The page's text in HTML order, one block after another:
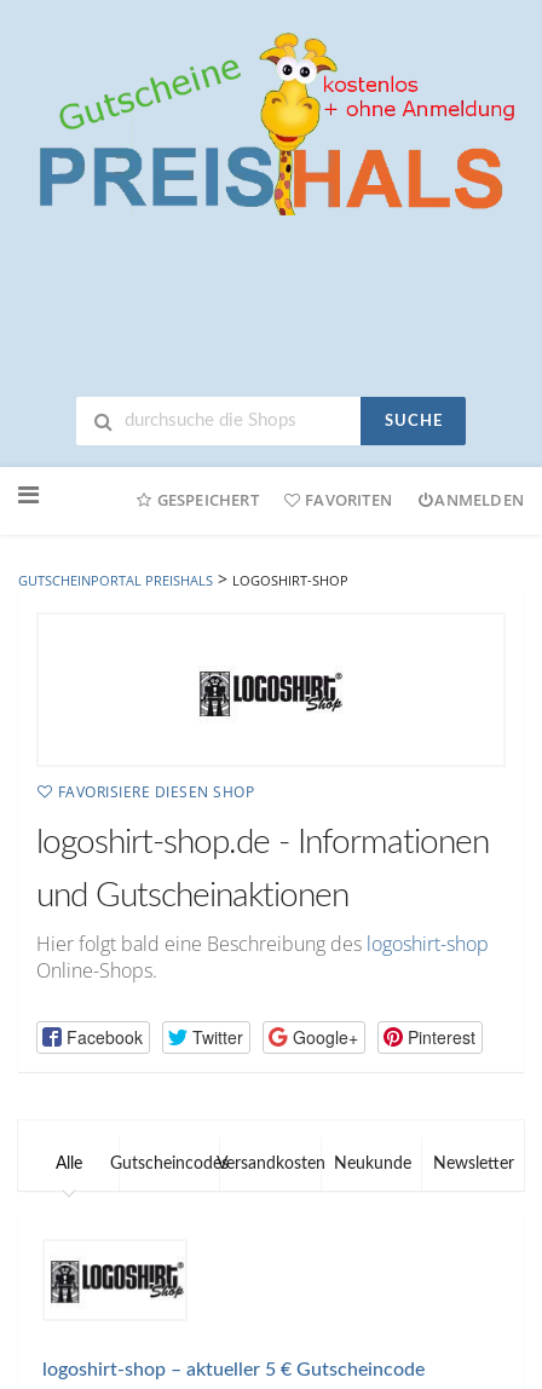
SUCHE
Online-
GESPEICHERT FAVORITEN ANMELDEN
GUTSCHEINPORTAL PREISHALS > LOGOSHIRT-SHOP
FAVORISIERE DIESEN SHOP
logoshirt-shop.de - Informationen
und Gutscheinaktionen
Hier folgt bald eine Beschreibung des logoshirt-shop
Online-Shops.
Facebook Twitter Google+ Pinterest
Alle GutscheincodesVersandkosten Neukunde Newsletter
logoshirt-shop – aktueller 5 € Gutscheincode